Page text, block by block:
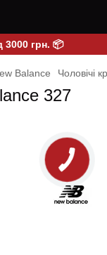
грн. 📦
Balance Чоловічі
327